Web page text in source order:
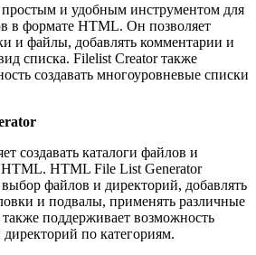
простым и удобным инструментом для
в формате HTML. Он позволяет
и файлы, добавлять комментарии и
списка. Filelist Creator также
создавать многоуровневые списки
создавать каталоги файлов и
HTML File List Generator
выбор файлов и директорий, добавлять
и подвалы, применять различные
поддерживает возможность
по категориям.